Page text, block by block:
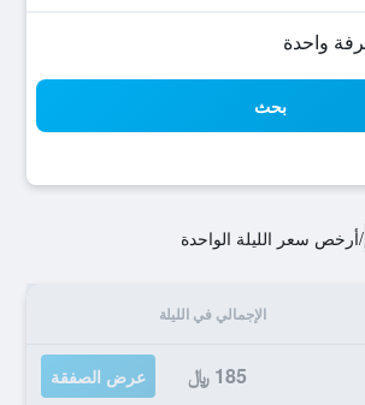
بحث
/أرخص سعر الليلة الواحدة
الإجمالي في الليلة
185 ﷼ عرض الصفقة